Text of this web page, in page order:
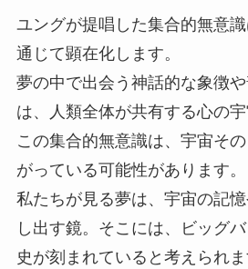
ユングが提唱した集合的無意
通じて顕在化します。
夢の中で出会う神話的な象徴
は、人類全体が共有する心の宇
この集合的無意識は、宇宙そ
がっている可能性があります。
私たちが見る夢は、宇宙の記
し出す鏡。そこには、ビッグ
史が刻まれていると考えられま